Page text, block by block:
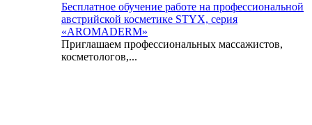
Бесплатное обучение работе на профессиональной
австрийской косметике STYX, серия
«AROMADERM»
Приглашаем профессиональных массажистов,
косметологов,...